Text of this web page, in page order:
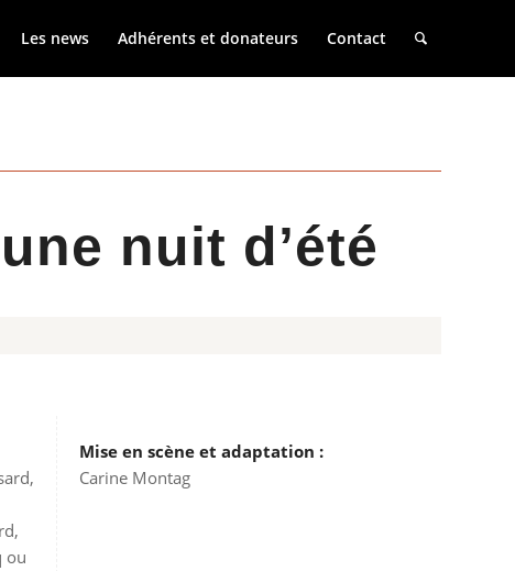
Les news Adhérents et donateurs Contact
nuit d’été
ou
Mise en scène et adaptation :
Carine Montag